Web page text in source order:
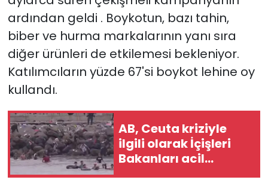
ardından geldi . Boykotun, bazı tahin,
biber ve hurma markalarının yanı sıra
diğer ürünleri de etkilemesi bekleniyor.
Katılımcıların yüzde 67'si boykot lehine oy
kullandı.
AB, Ceuta kriziyle
ilgili olarak İçişleri
Bakanları acil
toplantısı